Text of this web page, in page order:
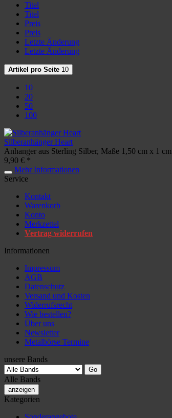
Titel
Titel
Preis
Preis
Letzte Änderung
Letzte Änderung
Artikel pro Seite 10
10
20
50
100
Silberanhänger Heart
Anhanger aus Sterling Silber, Maße 1,50 cm x 1 cm
9,90 € *
Mehr Informationen
Service
Kontakt
Warenkorb
Konto
Merkzettel
Vertrag widerrufen
Informationen
Impressum
AGB
Datenschutz
Versand und Kosten
Widerrufsrecht
Wie bestellen?
Über uns
Newsletter
Metalbörse Termine
unsere Bands
Alle Bands
anzeigen
Kategorien